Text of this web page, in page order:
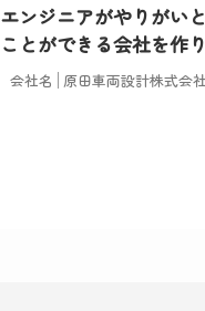
エンジニアがやりがい
ことができる会社を作り
会社名 原田車両設計株式会社